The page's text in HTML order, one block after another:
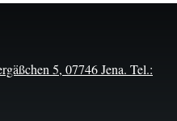
5, 07746 Jena. Tel.: